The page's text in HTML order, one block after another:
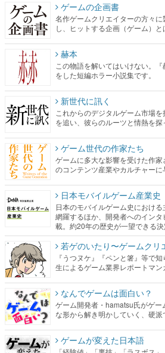
ゲームの企画書
名作ゲームクリエイターの方々
し、ヒットする企画（ゲーム）と
赫本
この物語を解いてはいけない。
をした短編ホラー小説集です。
新世代に訊く
これからのデジタルゲーム市場
を追い、彼らのルーツと情熱を探
ゲーム世代の作家たち
ゲームに多大な影響を受けた作
のコンテンツ産業やカルチャーに
日本モバイルゲーム産業史
日本のモバイルゲーム史におけ
網羅するほか、開発者へのイン
載。約20年の歴史が一望できる決
若ゲのいたり〜ゲームクリ
『うつヌケ』『ペンと箸』等で
生によるゲーム業界レポートマン
なんでゲームは面白い？
ゲーム開発者・hamatsu氏がゲ
な形から解き明かしていく、硬派
ゲームが変えた日本語